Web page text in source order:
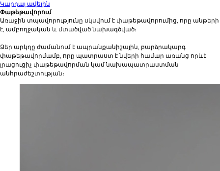
Կարդալ ավելին
Փաթեթավորում
Առաջին տպավորությունը սկսվում է փաթեթավորումից, որը անթերի
է, ամբողջական և մտածված նախագծված։
Ձեր արկղը ժամանում է ապրանքանիշային, բարձրակարգ
փաթեթավորմամբ, որը պատրաստ է նվերի համար առանց որևէ
լրացուցիչ փաթեթավորման կամ նախապատրաստման
անհրաժեշտության։